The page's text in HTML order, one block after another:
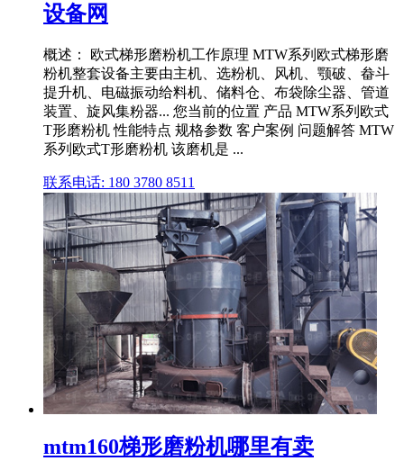
设备网
概述： 欧式梯形磨粉机工作原理 MTW系列欧式梯形磨
粉机整套设备主要由主机、选粉机、风机、颚破、畚斗
提升机、电磁振动给料机、储料仓、布袋除尘器、管道
装置、旋风集粉器... 您当前的位置 产品 MTW系列欧式
T形磨粉机 性能特点 规格参数 客户案例 问题解答 MTW
系列欧式T形磨粉机 该磨机是 ...
联系电话: 180 3780 8511
mtm160梯形磨粉机哪里有卖